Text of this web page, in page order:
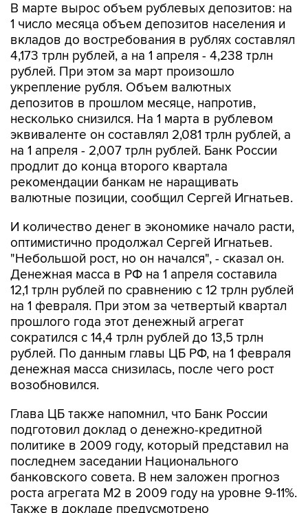
В марте вырос объем рублевых депозитов: на
1 число месяца объем депозитов населения и
вкладов до востребования в рублях составлял
4,173 трлн рублей, а на 1 апреля - 4,238 трлн
рублей. При этом за март произошло
укрепление рубля. Объем валютных
депозитов в прошлом месяце, напротив,
несколько снизился. На 1 марта в рублевом
эквиваленте он составлял 2,081 трлн рублей, а
на 1 апреля - 2,007 трлн рублей. Банк России
продлит до конца второго квартала
рекомендации банкам не наращивать
валютные позиции, сообщил Сергей Игнатьев.
И количество денег в экономике начало расти,
оптимистично продолжал Сергей Игнатьев.
"Небольшой рост, но он начался", - сказал он.
Денежная масса в РФ на 1 апреля составила
12,1 трлн рублей по сравнению с 12 трлн рублей
на 1 февраля. При этом за четвертый квартал
прошлого года этот денежный агрегат
сократился с 14,4 трлн рублей до 13,5 трлн
рублей. По данным главы ЦБ РФ, на 1 февраля
денежная масса снизилась, после чего рост
возобновился.
Глава ЦБ также напомнил, что Банк России
подготовил доклад о денежно-кредитной
политике в 2009 году, который представил на
последнем заседании Национального
банковского совета. В нем заложен прогноз
роста агрегата М2 в 2009 году на уровне 9-11%.
Также в докладе предусмотрено